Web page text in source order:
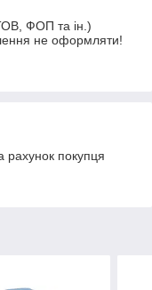
ФОП та ін.)
не оформляти!
рахунок покупця